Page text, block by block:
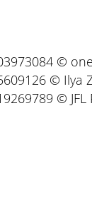
©
© Ilya
©